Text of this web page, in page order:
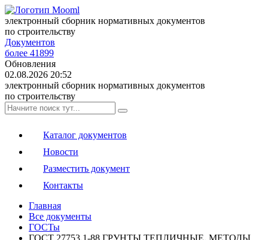
электронный сборник нормативных документов
по строительству
Документов
более 41899
Обновления
02.08.2026 20:52
электронный сборник нормативных документов
по строительству
Каталог документов
Новости
Разместить документ
Контакты
Главная
Все документы
ГОСТы
ГОСТ 27753.1-88 ГРУНТЫ ТЕПЛИЧНЫЕ. МЕТОДЫ